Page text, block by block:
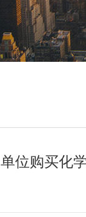
单位购买化